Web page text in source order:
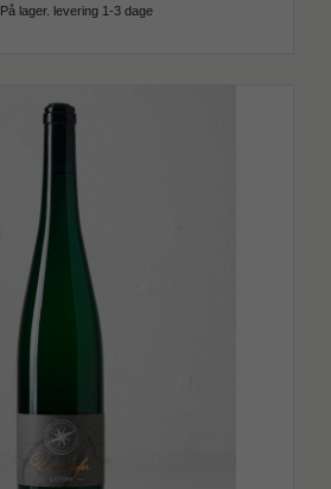
På lager. levering 1-3 dage